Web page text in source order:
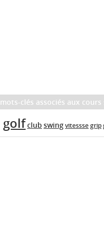
mots-clés associés aux
golfclub swingvitesssegrip